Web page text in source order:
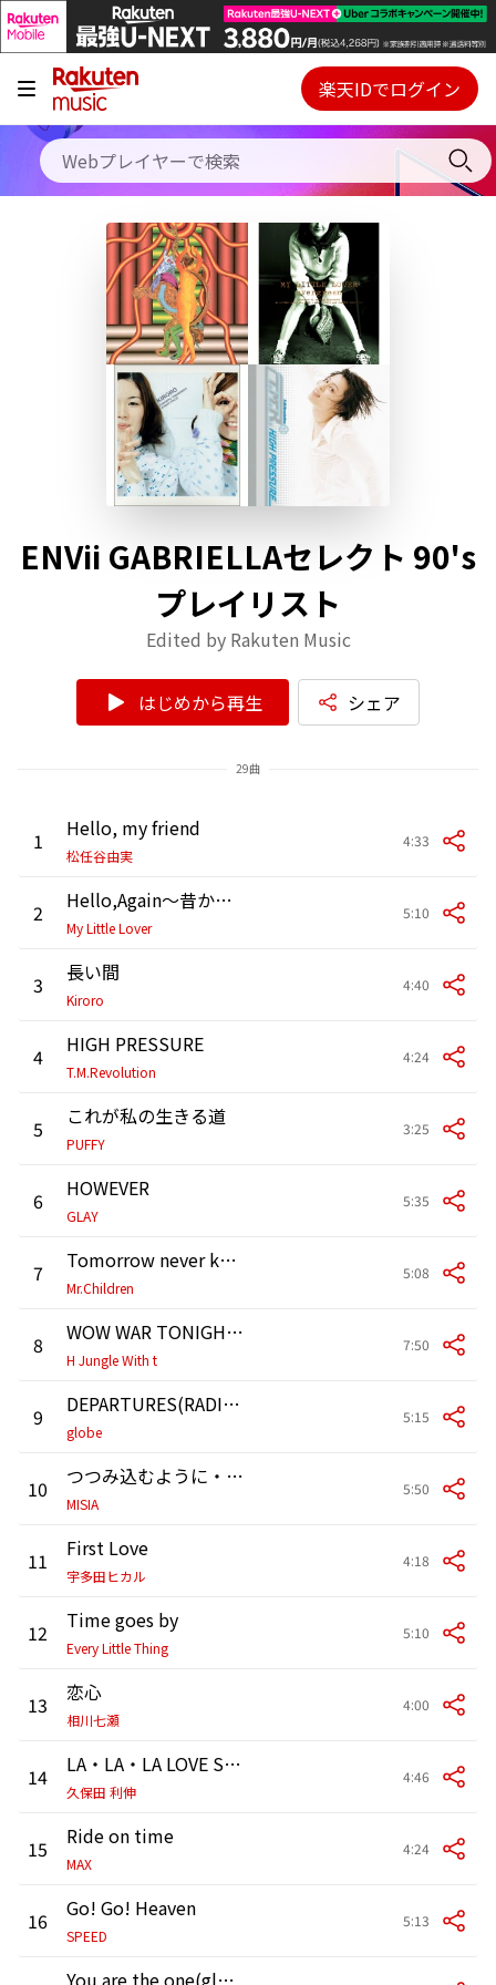
キャンペーン
料金プラン
使い方
初回30日間無料お試し
Webプレイヤー
ご契約内容の確認・変更
楽天IDでログイン
ENVii GABRIELLAセレクト 90's
プレイリスト
Edited by Rakuten Music
はじめから再生 シェア
29曲
1 Hello, my friend
松任谷由実
4:33
2 Hello,Again～昔からある場所～
My Little Lover
5:10
3 長い間
Kiroro
4:40
4 HIGH PRESSURE
T.M.Revolution
4:24
5 これが私の生きる道
PUFFY
3:25
6 HOWEVER
GLAY
5:35
7 Tomorrow never knows
Mr.Children
5:08
8 WOW WAR TONIGHT～時には起こせよムーヴメント～(H Jungle Mix)
H Jungle With t
7:50
9 DEPARTURES(RADIO EDIT)
globe
5:15
10 つつみ込むように・・・
MISIA
5:50
11 First Love
宇多田ヒカル
4:18
12 Time goes by
Every Little Thing
5:10
13 恋心
相川七瀬
4:00
14 LA・LA・LA LOVE SONG with NAOMI CAMPBELL
久保田 利伸
4:46
15 Ride on time
MAX
4:24
16 Go! Go! Heaven
SPEED
5:13
You are the one(globe version)